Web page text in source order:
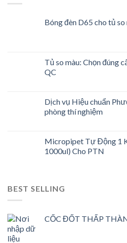
Bóng đèn D65 cho tủ so
Tủ so màu: Chọn đúng
QC
Dịch vụ Hiệu chuẩn
phòng thí nghiệm
Micropipet Tự Động 1
1000ul) Cho PTN
BEST SELLING
CỐC ĐỐT THẤP